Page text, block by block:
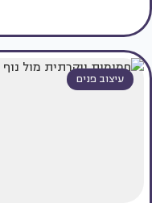
עיצוב פנים